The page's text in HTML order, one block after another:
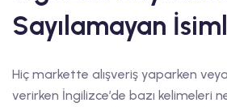
Sayılamayan
Hiç markette alışveriş yaparken
verirken İngilizce’de bazı kelimeleri